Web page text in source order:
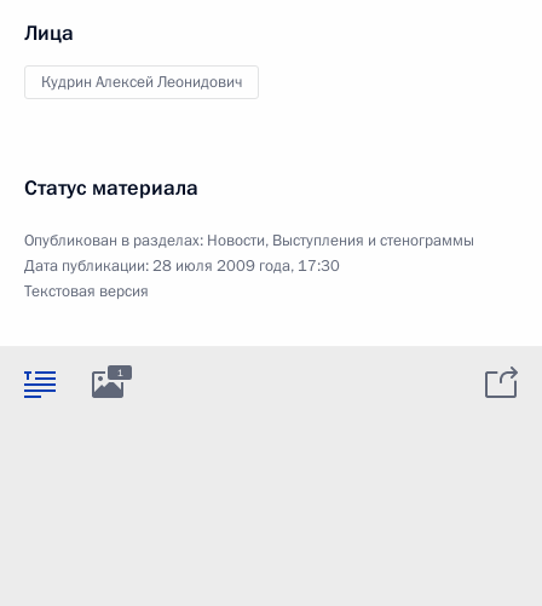
Лица
Кудрин Алексей Леонидович
Статус материала
Опубликован в разделах: Новости, Выступления и стенограммы
Дата публикации:28 июля 2009 года, 17:30
Текстовая версия
1